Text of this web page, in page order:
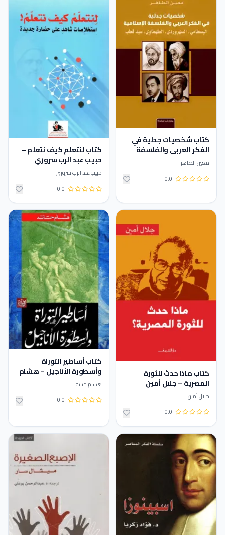
كتاب ‫شخصيات جدلية في
الفكر العربي والفلسفة
الإسلامية – معين الطاهر
معين الطاهر
0.0
كتاب لنتعلم كيف نتعلم –
حبيب عبد الرب سروري
حبيب عبد الرب سروري
0.0
كتاب ماذا حدث للثورة
المصرية – جلال أمين
جلال أمين
0.0
كتاب أساطير التوراة
وأسطورة الأناجيل – هشام
حتاته
هشام حتاته
0.0